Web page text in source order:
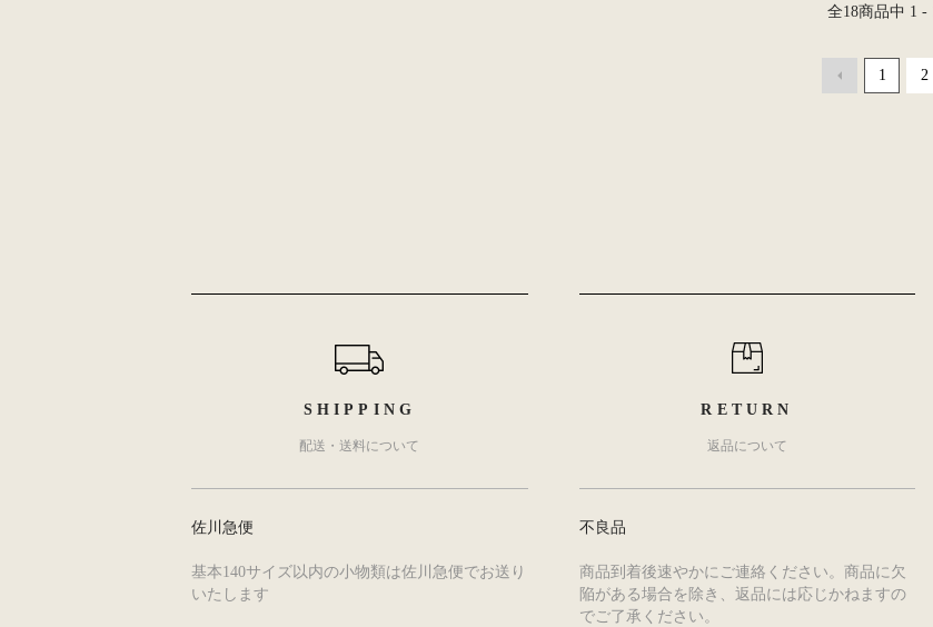
全18商品中 1 -
1 2
SHIPPING
配送・送料について
佐川急便
基本140サイズ以内の小物類は佐川急便でお送り
いたします
RETURN
返品について
不良品
商品到着後速やかにご連絡ください。商品に欠
陥がある場合を除き、返品には応じかねますの
でご了承ください。